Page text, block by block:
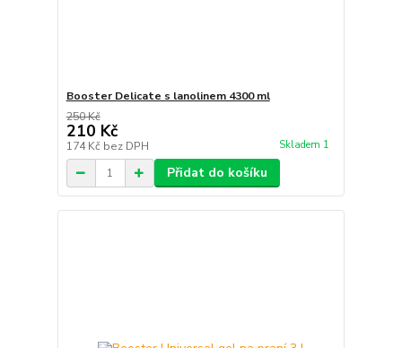
Booster Delicate s lanolinem 4300 ml
250 Kč
210 Kč
174 Kč bez DPH Skladem 1
Přidat do košíku